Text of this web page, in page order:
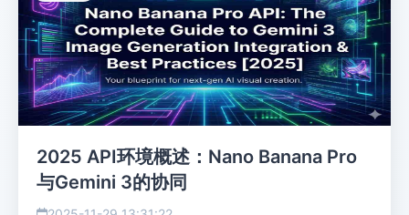
2025 API环境概述：Nano Banana Pro
与Gemini 3的协同